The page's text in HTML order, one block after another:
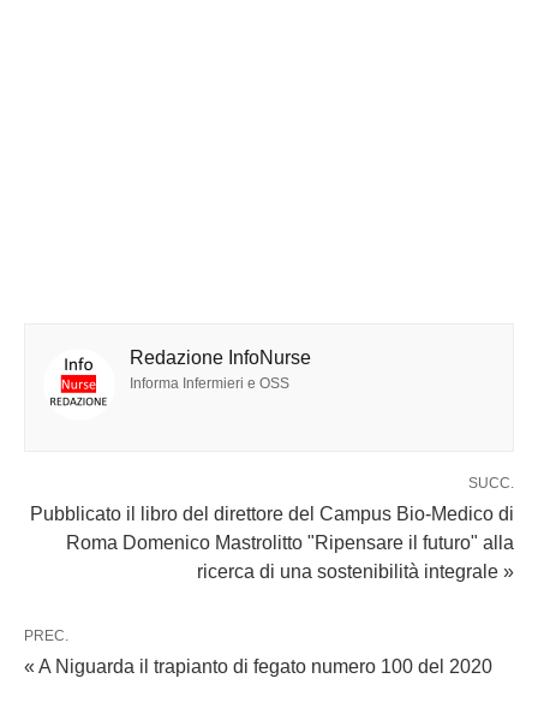
Redazione InfoNurse
Informa Infermieri e OSS
SUCC.
Pubblicato il libro del direttore del Campus Bio-Medico di
Roma Domenico Mastrolitto "Ripensare il futuro" alla
ricerca di una sostenibilità integrale »
PREC.
« A Niguarda il trapianto di fegato numero 100 del 2020